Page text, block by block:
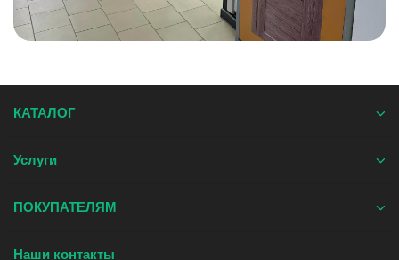
КАТАЛОГ
Услуги
ПОКУПАТЕЛЯМ
Наши контакты